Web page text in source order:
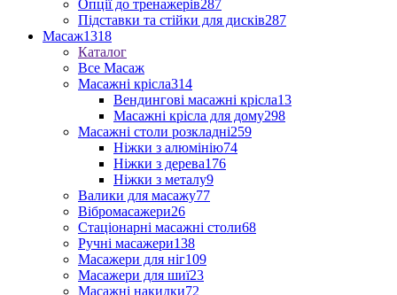
Опції до тренажерів287
Підставки та стійки для дисків287
Масаж1318
Каталог
Все Масаж
Масажні крісла314
Вендингові масажні крісла13
Масажні крісла для дому298
Масажні столи розкладні259
Ніжки з алюмінію74
Ніжки з дерева176
Ніжки з металу9
Валики для масажу77
Вібромасажери26
Стаціонарні масажні столи68
Ручні масажери138
Масажери для ніг109
Масажери для шиї23
Масажні накидки72